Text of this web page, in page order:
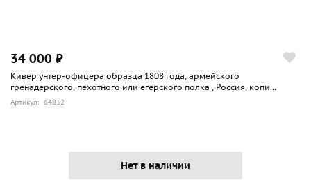
34 000 ₽
Кивер унтер-офицера образца 1808 года, армейского
гренадерского, пехотного или егерского полка , Россия, копи...
Артикул: 64832
Нет в наличии